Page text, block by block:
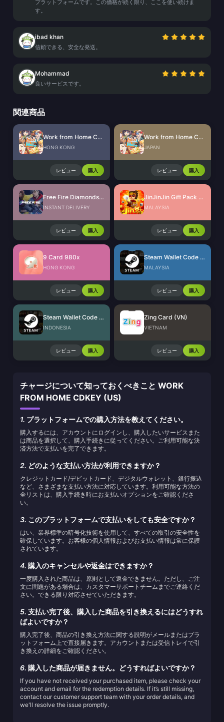
プラットフォームです。この価格が続く限り、ここを使い続けま
す。
ibad khan
信頼できる、安全な発送。
Mohammad
良いサービスです。
関連商品
Work from Home CdKey (HK)
HONG KONG
レビュー 購入
Work from Home CdKey (JP)
JAPAN
レビュー 購入
Free Fire Diamonds EU + TR
INSTANT DELIVERY
レビュー 購入
JinJinJin Gift Pack Redeem Code
MALAYSIA
レビュー 購入
9 Card 980x
HONG KONG
レビュー 購入
Steam Wallet Code (MYR)
MALAYSIA
レビュー 購入
Steam Wallet Code (IDR)
INDONESIA
レビュー 購入
Zing Card (VN)
VIETNAM
レビュー 購入
チャージについて知っておくべきこと WORK
FROM HOME CDKEY (US)
1. プラットフォームでの購入方法を教えてください。
購入するには、アカウントにログインし、購入したいサービスまた
は商品を選択して、購入手続きに従ってください。ご利用可能な決
済方法で支払いを完了できます。
2. どのような支払い方法が利用できますか？
クレジットカード/デビットカード、デジタルウォレット、銀行振込
など、さまざまな支払い方法に対応しています。利用可能な方法の
全リストは、購入手続き時にお支払いオプションをご確認くださ
い。
3. このプラットフォームで支払いをしても安全ですか？
はい、業界標準の暗号化技術を使用して、すべての取引の安全性を
確保しています。お客様の個人情報およびお支払い情報は常に保護
されています。
4. 購入のキャンセルや返金はできますか？
一度購入された商品は、原則として返金できません。ただし、ご注
文に問題がある場合は、カスタマーサポートチームまでご連絡くだ
さい。できる限り対応させていただきます。
5. 支払い完了後、購入した商品を引き換えるにはどうすれ
ばよいですか？
購入完了後、商品の引き換え方法に関する説明がメールまたはプラ
ットフォーム上で直接届きます。アカウントまたは受信トレイで引
き換えの詳細をご確認ください。
6. 購入した商品が届きません。どうすればよいですか？
If you have not received your purchased item, please check your
account and email for the redemption details. If it’s still missing,
contact our customer support team with your order details, and
we'll resolve the issue promptly.